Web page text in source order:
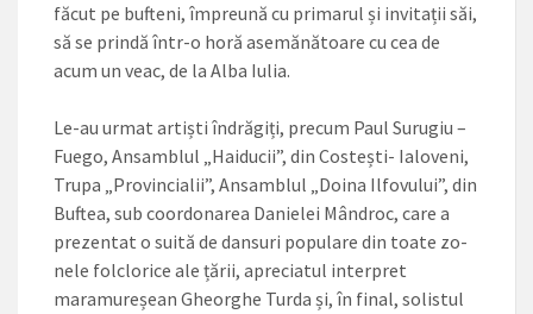
făcut pe bufteni, împreună cu pri­marul și invitații săi,
să se prindă într-o horă asemănătoare cu cea de
acum un veac, de la Alba Iulia.
Le-au urmat artiști îndrăgiți, precum Paul Surugiu –
Fuego, An­samblul „Haiducii”, din Costești- Ialoveni,
Trupa „Provincialii”, An­samblul „Doina Ilfovului”, din
Buf­tea, sub coordonarea Danielei Mândroc, care a
prezentat o suită de dansuri populare din toate zo­
nele folclorice ale țării, apreciatul interpret
maramureșean Gheorghe Turda și, în final, solistul